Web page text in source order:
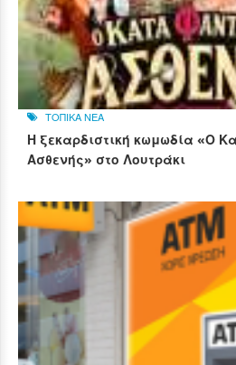
ΤΟΠΙΚΑ ΝΕΑ
Η ξεκαρδιστική κωμωδία «Ο
Ασθενής» στο Λουτράκι